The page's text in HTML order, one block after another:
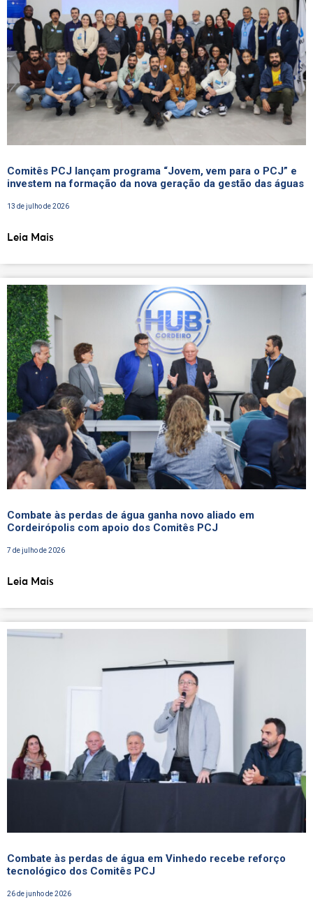
Comitês PCJ lançam programa “Jovem, vem para o PCJ” e
investem na formação da nova geração da gestão das águas
13 de julho de 2026
Leia Mais
Combate às perdas de água ganha novo aliado em
Cordeirópolis com apoio dos Comitês PCJ
7 de julho de 2026
Leia Mais
Combate às perdas de água em Vinhedo recebe reforço
tecnológico dos Comitês PCJ
26 de junho de 2026